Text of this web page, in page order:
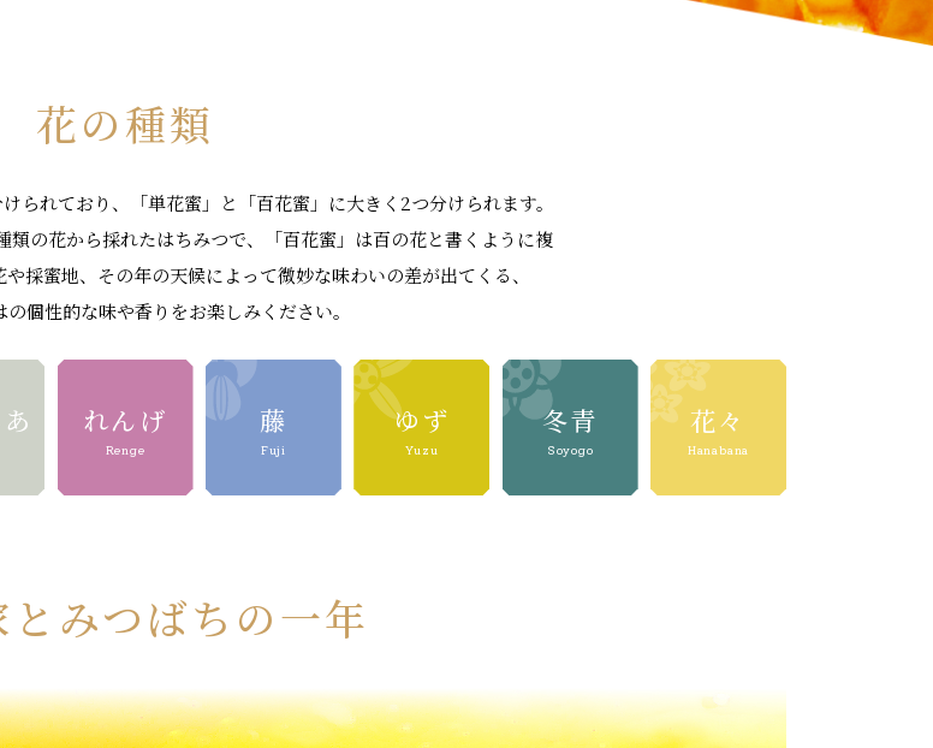
花の種類
られており、「単花蜜」と「百花蜜」に大きく2つ分けられます。
類の花から採れたはちみつで、「百花蜜」は百の花と書くように複
採蜜地、その年の天候によって微妙な味わいの差が出てくる、
の個性的な味や香りをお楽しみください。
れんげ
Renge
藤
Fuji
ゆず
Yuzu
冬青
Soyogo
花々
Hanabana
みつばちの一年